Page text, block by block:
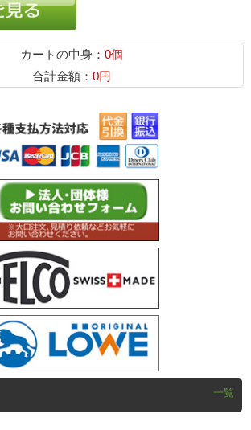
カートの中身： 0個
合計金額： 0円
一覧